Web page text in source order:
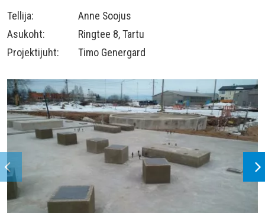
Tellija:
Anne Soojus
Asukoht:
Ringtee 8, Tartu
Projektijuht:
Timo Genergard